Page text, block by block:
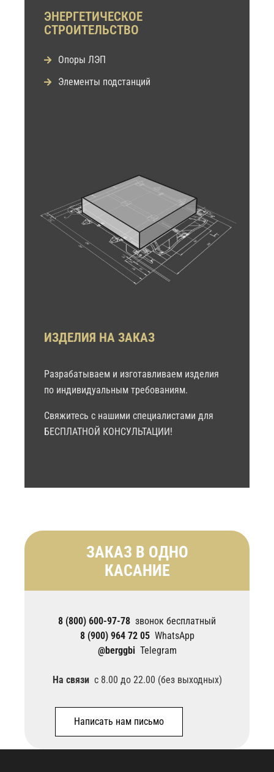
ЭНЕРГЕТИЧЕСКОЕ
СТРОИТЕЛЬСТВО
Опоры ЛЭП
Элементы подстанций
ИЗДЕЛИЯ НА ЗАКАЗ
Разрабатываем и изготавливаем изделия
по индивидуальным требованиям.
Свяжитесь с нашими специалистами для
БЕСПЛАТНОЙ КОНСУЛЬТАЦИИ!
ЗАКАЗ В ОДНО
КАСАНИЕ
8 (800) 600-97-78 звонок бесплатный
8 (900) 964 72 05 WhatsApp
@berggbiTelegram
На связис 8.00 до 22.00 (без выходных)
Написать нам письмо